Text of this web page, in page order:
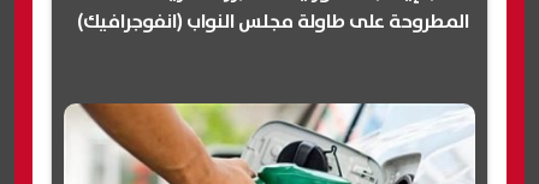
المطروحة على طاولة مجلس النواب (انفوجرافيك)